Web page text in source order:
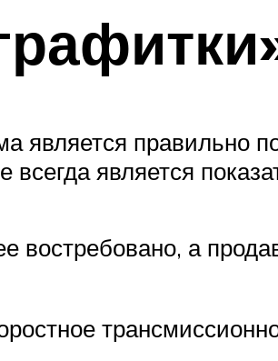
является правильно
является
востребовано, а